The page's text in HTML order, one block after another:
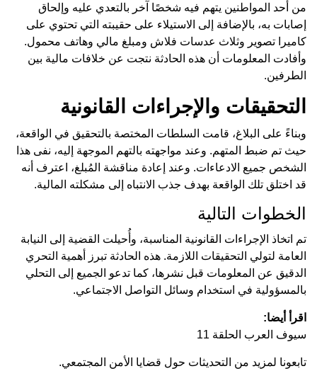
من أحد المواطنين يتهم فيه شخصًا آخر بالتعدي عليه وإلحاق
إصابات به، بالإضافة إلى الاستيلاء على حقيبته التي تحتوي على
كاميرا تصوير وثلاث عدسات فلاش ومبلغ مالي وهاتف محمول.
وأفادت المعلومات أن هذه الحادثة نتجت عن خلافات مالية بين
الطرفين.
التحقيقات والإجراءات القانونية
وبناءً على البلاغ، قامت السلطات المختصة بالتحقيق في الواقعة،
حيث تم ضبط المتهم. وعند مواجهته بالتهم الموجهة إليه، نفى هذا
الشخص جميع الادعاءات. وعند إعادة مناقشة المُبلغ، اعترف أنه
قد اختلق تلك الواقعة بهدف جذب الانتباه إلى مشكلته المالية.
الخطوات التالية
تم اتخاذ الإجراءات القانونية المناسبة، وأُحيلت القضية إلى النيابة
العامة لتولي التحقيقات اللازمة. هذه الحادثة تبرز أهمية التحري
الدقيق عن المعلومات قبل نشرها، كما تدعو الجميع إلى التحلي
بالمسؤولية في استخدام وسائل التواصل الاجتماعي.
اقرأ أيضا:
سيوف العرب الحلقة 11
تابعونا لمزيد من التحديثات حول قضايا الأمن المجتمعي.